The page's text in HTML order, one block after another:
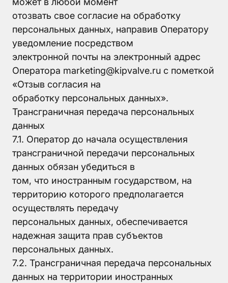
отозвать свое согласие на обработку
персональных данных, направив Оператору
уведомление посредством
электронной почты на электронный адрес
Оператора marketing@kipvalve.ru с пометкой
«Отзыв согласия на
обработку персональных данных».
Трансграничная передача персональных
данных
7.1. Оператор до начала осуществления
трансграничной передачи персональных
данных обязан убедиться в
том, что иностранным государством, на
территорию которого предполагается
осуществлять передачу
персональных данных, обеспечивается
надежная защита прав субъектов
персональных данных.
7.2. Трансграничная передача персональных
данных на территории иностранных